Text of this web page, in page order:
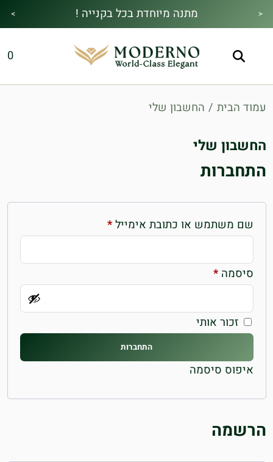
<
משלוח חינם !
מתנה מיוחדת בכל בקנייה !
הנחה!בהקשת קוד קופון👇
>
0
עמוד הבית / החשבון שלי
החשבון שלי
התחברות
שם משתמש או כתובת אימייל*חובה
סיסמה*חובה
זכור אותי
התחברות
איפוס סיסמה
הרשמה